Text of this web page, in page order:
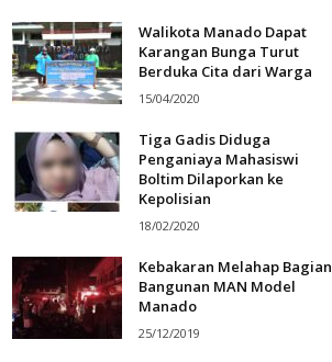
Walikota Manado Dapat
Karangan Bunga Turut
Berduka Cita dari Warga
15/04/2020
Tiga Gadis Diduga
Penganiaya Mahasiswi
Boltim Dilaporkan ke
Kepolisian
18/02/2020
Kebakaran Melahap Bagian
Bangunan MAN Model
Manado
25/12/2019